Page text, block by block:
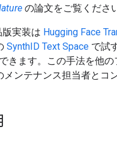
の論文をご覧くださ
版実装は Hugging Face
SynthID Text Space で試
きます。この手法を他
ンテナンス担当者とコ